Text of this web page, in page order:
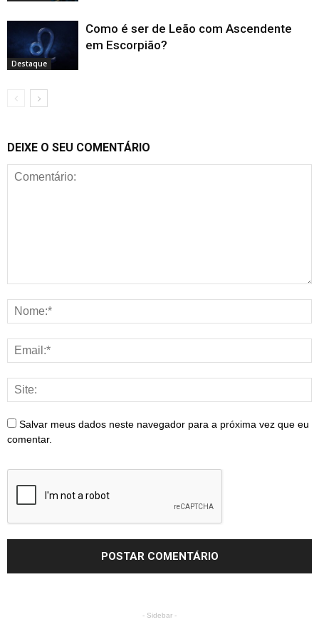
Destaque
Como é ser de Leão com Ascendente
em Escorpião?
DEIXE O SEU COMENTÁRIO
Salvar meus dados neste navegador para a próxima vez que eu
comentar.
- Sidebar -